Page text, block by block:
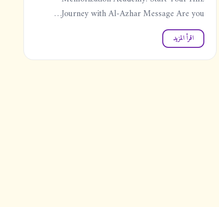
Journey with Al-Azhar Message Are you…
اقرأ المزيد